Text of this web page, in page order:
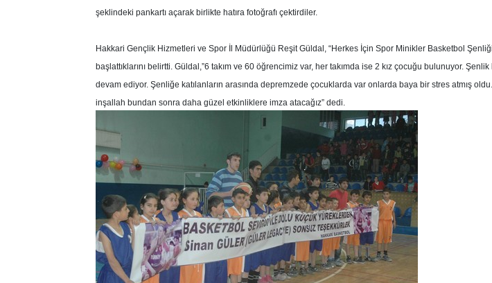
şeklindeki pankartı açarak birlikte hatıra fotoğrafı çektirdiler.
Hakkari Gençlik Hizmetleri ve Spor İl Müdürlüğü Reşit Güldal, “Herkes İçin Spor Minikler Basketbol
başlattıklarını belirtti. Güldal,”6 takım ve 60 öğrencimiz var, her takımda ise 2 kız çocuğu bulunuyor.
devam ediyor. Şenliğe katılanların arasında depremzede çocuklarda var onlarda baya bir stres atmış
inşallah bundan sonra daha güzel etkinliklere imza atacağız” dedi.